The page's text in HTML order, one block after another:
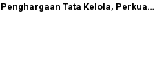
Penghargaan Tata Kelola, Perkuat